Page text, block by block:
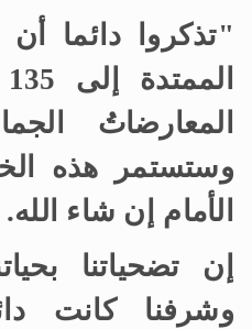
"تذكروا دائما
المعارضاتُ
وستستمر هذه
الأمام إن شاء الله.
إن تضحياتنا
وشرفنا كانت